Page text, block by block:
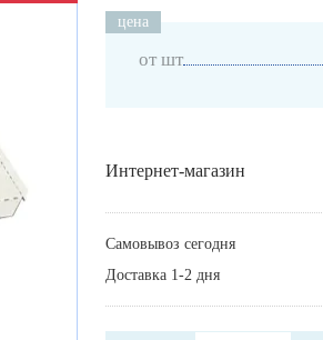
цена
от шт
Интернет-магазин
Самовывоз сегодня
Доставка 1-2 дня